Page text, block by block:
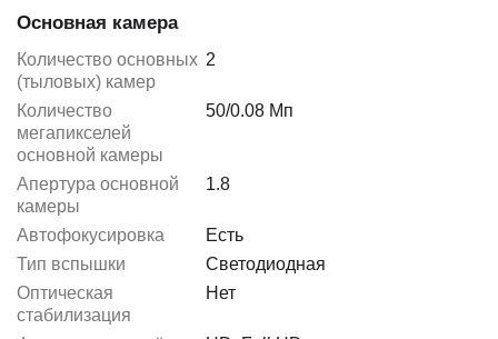
Основная камера
Количество основных
(тыловых) камер
2
Количество
мегапикселей
основной камеры
50/0.08 Мп
Апертура основной
камеры
1.8
Автофокусировка
Есть
Тип вспышки
Светодиодная
Оптическая
стабилизация
Нет